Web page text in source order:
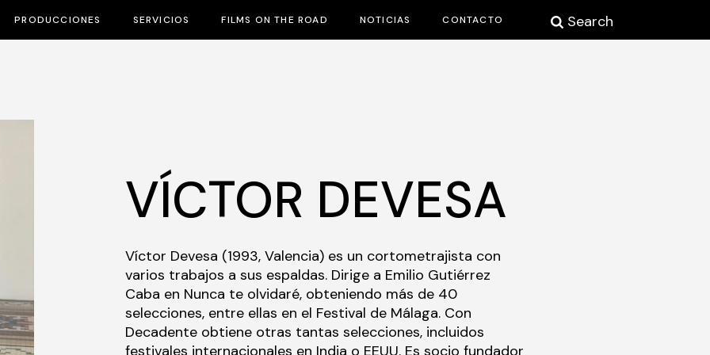
PRODUCCIONES SERVICIOS FILMS ON THE ROAD NOTICIAS CONTACTO Search
VÍCTOR DEVESA
Víctor Devesa (1993, Valencia) es un cortometrajista con
varios trabajos a sus espaldas. Dirige a Emilio Gutiérrez
Caba en Nunca te olvidaré, obteniendo más de 40
selecciones, entre ellas en el Festival de Málaga. Con
Decadente obtiene otras tantas selecciones, incluidos